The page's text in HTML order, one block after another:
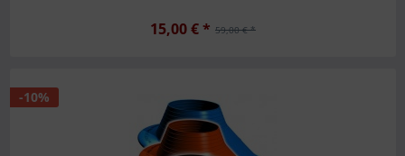
59,00 € *
15,00 € *
-10%